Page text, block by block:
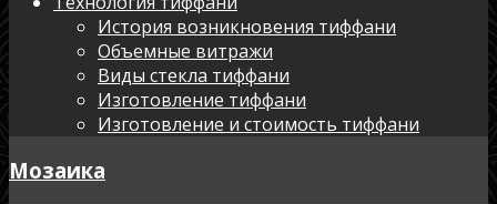
История возникновения тиффани
Объемные витражи
Виды стекла тиффани
Изготовление тиффани
Изготовление и стоимость тиффани
Мозаика